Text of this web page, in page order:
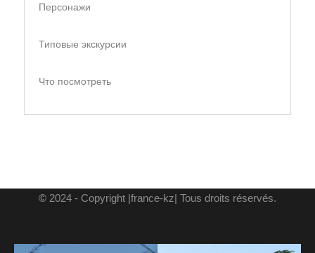
Персонажи
Типовые экскурсии
Что посмотреть
© 2024 - Copyright |france-kz| Tous droits réservés.